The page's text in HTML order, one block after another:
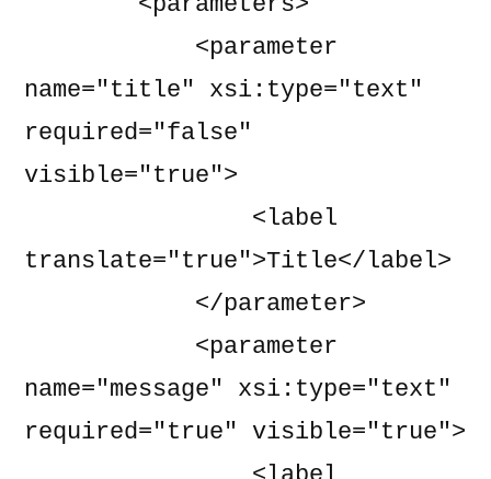
name="title" xsi:type="text"
required="false"
visible="true">
translate="true">Title</label>
name="message" xsi:type="text"
required="true" visible="true">